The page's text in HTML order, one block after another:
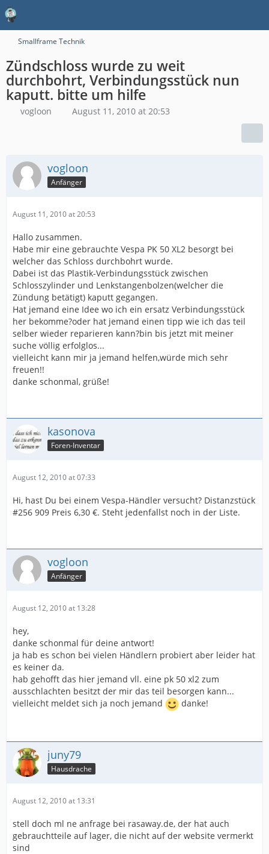
Smallframe Technik
Zündschloss wurde zu weit
durchbohrt, Verbindungsstück nun
kaputt. bitte um hilfe
vogloon August 11, 2010 at 20:53
vogloon
Anfänger
August 11, 2010 at 20:53
Hallo zusammen.
Habe mir eine gebrauchte Vespa PK 50 XL2 besorgt bei
welcher das Schloss durchbohrt wurde.
Dabei ist das Plastik-Verbindungsstück zwischen
Schlosszylinder und Lenkstangenbolzen(welcher die
Zündung betätigt) kaputt gegangen.
Hat jemand eine Idee wo ich ein ersatz Verbindungsstück
her bekomme?oder hat jemand einen tipp wie ich das teil
selber wieder reparieren kann?bin bis jetzt mit meiner
suche völlig erfolglos...
vielleicht kann mir ja jemand helfen,würde mich sehr
freuen!!
danke schonmal, grüße!
kasonova
Foren-Inventar
August 12, 2010 at 07:33
Hi, hast Du bei einem Vespa-Händler versucht? Distanzstück
#256 909 Preis 6,30 €. Steht jedenfallst noch in der Liste.
vogloon
Anfänger
August 12, 2010 at 13:28
hey,
danke schonmal für deine antwort!
ja hab es schon bei vielen Händlern probiert aber leider hat
es keiner da.
hab gehofft das hier jemand vll. eine pk 50 xl2 zum
ausschlachten besitzt der mir das teil besorgen kann...
vielleicht meldet sich ja noch jemand
danke!
juny79
Hausdrache
August 12, 2010 at 13:31
stell doch ml ne anfrage bei rasaway.de, der hat auch
gebrauchtteile auf lager, die nicht auf der website vermerkt
sind